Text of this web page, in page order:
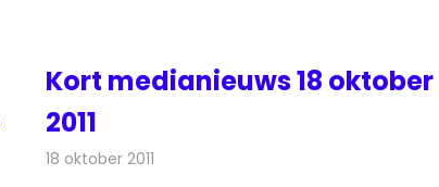
Kort medianieuws 18 oktober
2011
18 oktober 2011